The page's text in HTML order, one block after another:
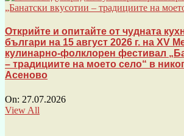
Открийте и опитайте от чудната
българи на 15 август 2026 г. на XV
кулинарно-фолклорен фестивал
– традициите на моето село“ в
Асеново
On: 27.07.2026
View All